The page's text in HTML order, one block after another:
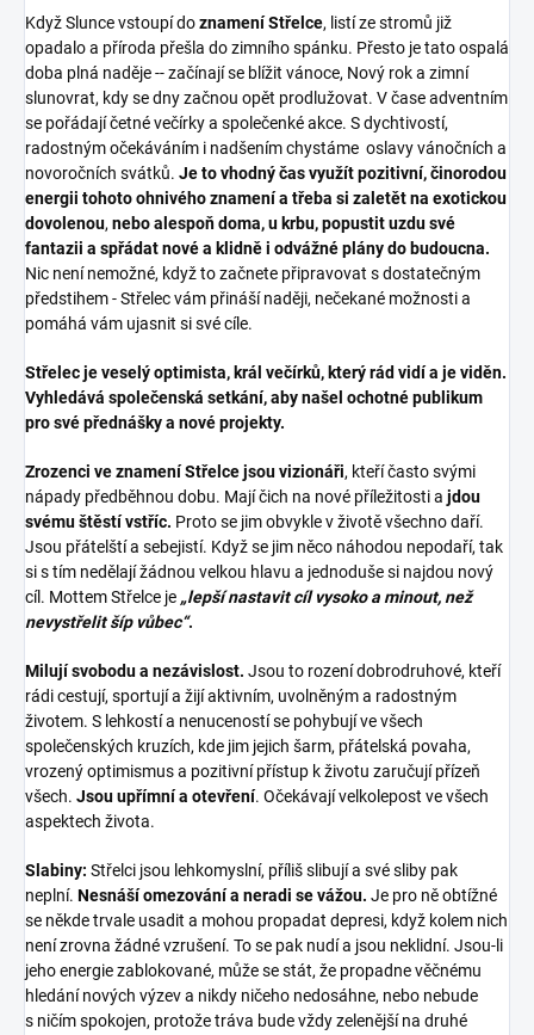
Když Slunce vstoupí doznamení Střelce, listí ze stromů již
opadalo a příroda přešla do zimního spánku. Přesto je tato ospalá
doba plná naděje -- začínají se blížit vánoce, Nový rok a zimní
slunovrat, kdy se dny začnou opět prodlužovat. V čase adventním
se pořádají četné večírky a společenké akce. S dychtivostí,
radostným očekáváním i nadšením chystáme oslavy vánočních a
novoročních svátků. Je to vhodný čas využít pozitivní, činorodou
energii tohoto ohnivého znamení a třeba si zaletět na exotickou
dovolenou, nebo alespoň doma, u krbu, popustit uzdu své
fantazii a spřádat nové a klidně i odvážné plány do budoucna.
Nic není nemožné, když to začnete připravovat s dostatečným
předstihem - Střelec vám přináší naději, nečekané možnosti a
pomáhá vám ujasnit si své cíle.
Střelec je veselý optimista, král večírků, který rád vidí a je viděn.
Vyhledává společenská setkání, aby našel ochotné publikum
pro své přednášky a nové projekty.
Zrozenci ve znamení Střelce jsou vizionáři, kteří často svými
nápady předběhnou dobu. Mají čich na nové příležitosti a jdou
svému štěstí vstříc. Proto se jim obvykle v životě všechno daří.
Jsou přátelští a sebejistí. Když se jim něco náhodou nepodaří, tak
si s tím nedělají žádnou velkou hlavu a jednoduše si najdou nový
cíl. Mottem Střelce je „lepší nastavit cíl vysoko a minout, než
nevystřelit šíp vůbec“.
Milují svobodu a nezávislost. Jsou to rození dobrodruhové, kteří
rádi cestují, sportují a žijí aktivním, uvolněným a radostným
životem. S lehkostí a nenuceností se pohybují ve všech
společenských kruzích, kde jim jejich šarm, přátelská povaha,
vrozený optimismus a pozitivní přístup k životu zaručují přízeň
všech. Jsou upřímní a otevření. Očekávají velkolepost ve všech
aspektech života.
Slabiny: Střelci jsou lehkomyslní, příliš slibují a své sliby pak
neplní. Nesnáší omezování a neradi se vážou. Je pro ně obtížné
se někde trvale usadit a mohou propadat depresi, když kolem nich
není zrovna žádné vzrušení. To se pak nudí a jsou neklidní. Jsou-li
jeho energie zablokované, může se stát, že propadne věčnému
hledání nových výzev a nikdy ničeho nedosáhne, nebo nebude
s ničím spokojen, protože tráva bude vždy zelenější na druhé